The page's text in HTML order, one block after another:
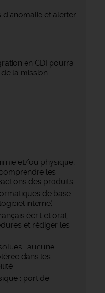
d’anomalie et alerter
en CDI pourra
la mission.
et/ou physique,
les
des produits
de base
interne)
écrit et oral,
et rédiger les
: aucune
dans les
: port de